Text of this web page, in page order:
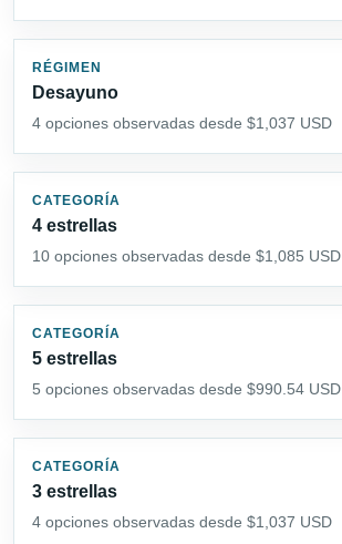
RÉGIMEN
Desayuno
4 opciones observadas desde $1,037 USD
CATEGORÍA
4 estrellas
10 opciones observadas desde $1,085 USD
CATEGORÍA
5 estrellas
5 opciones observadas desde $990.54 USD
CATEGORÍA
3 estrellas
4 opciones observadas desde $1,037 USD